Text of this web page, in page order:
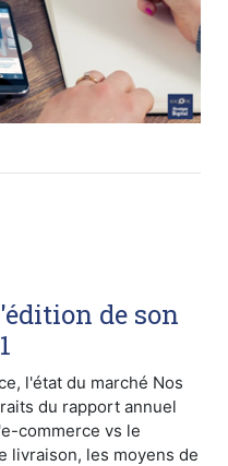
de son
l'état du marché Nos
du rapport annuel
commerce vs le
livraison, les moyens de